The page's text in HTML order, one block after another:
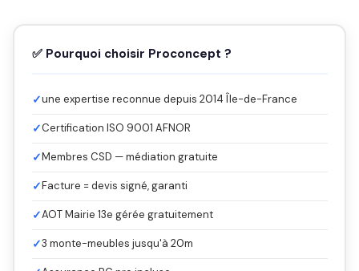
✅ Pourquoi choisir Proconcept ?
✓une expertise reconnue depuis 2014 Île-de-France
✓Certification ISO 9001 AFNOR
✓Membres CSD — médiation gratuite
✓Facture = devis signé, garanti
✓AOT Mairie 13e gérée gratuitement
✓3 monte-meubles jusqu'à 20m